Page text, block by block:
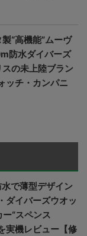
“高機能”ムーヴ
防水ダイバーズ
の未上陸ブラン
ッチ・カンパニ
で薄型デザイン
ダイバーズウオッ
“スペンス
実機レビュー【修